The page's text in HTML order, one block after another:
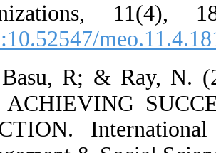
Organizations,
[DOI:10.52547/
8.  Basu, R;
FOR
FUNCTION.